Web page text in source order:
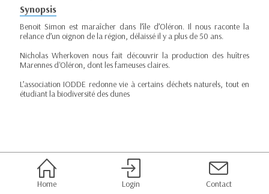
Synopsis
Benoit Simon est maraîcher dans l’île d’Oléron. Il nous raconte la
relance d’un oignon de la région, délaissé il y a plus de 50 ans.
Nicholas Wherkoven nous fait découvrir la production des huîtres
Marennes d'Oléron, dont les fameuses claires.
L’association IODDE redonne vie à certains déchets naturels, tout en
étudiant la biodiversité des dunes
Home Login Contact